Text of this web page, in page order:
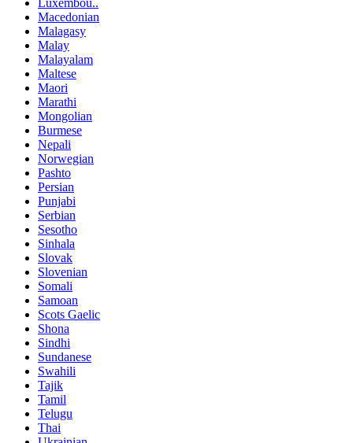
Macedonian
Malagasy
Malay
Malayalam
Maltese
Maori
Marathi
Mongolian
Burmese
Nepali
Norwegian
Pashto
Persian
Punjabi
Serbian
Sesotho
Sinhala
Slovak
Slovenian
Somali
Samoan
Scots Gaelic
Shona
Sindhi
Sundanese
Swahili
Tajik
Tamil
Telugu
Thai